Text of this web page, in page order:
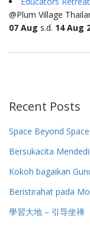
@Plum Village
07 Aug s.d. 14 Aug
Recent Posts
Space Beyond
Bersukacita
Kokoh bagaikan
Beristirahat pada
學習大地 – 引导坐禅